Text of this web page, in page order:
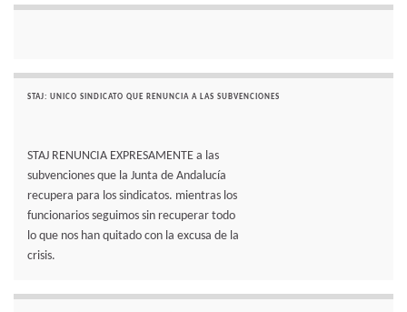
STAJ: UNICO SINDICATO QUE RENUNCIA A LAS SUBVENCIONES
STAJ RENUNCIA EXPRESAMENTE a las
subvenciones que la Junta de Andalucía
recupera para los sindicatos. mientras los
funcionarios seguimos sin recuperar todo
lo que nos han quitado con la excusa de la
crisis.